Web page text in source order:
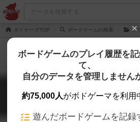
ボドゲーマTOP ボードゲームの検索 ド
ドラスレ：エクステ
DORASURE:
ボードゲームのプレイ履歴を記
て、
自分のデータを管理しません
約75,000人がボドゲーマを利用
遊んだボードゲームを記録